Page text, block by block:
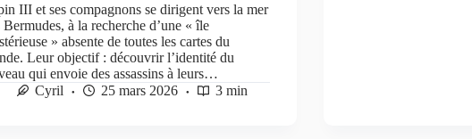
III et ses compagnons se dirigent vers la mer
Bermudes, à la recherche d’une « île
» absente de toutes les cartes du
Leur objectif : découvrir l’identité du
qui envoie des assassins à leurs…
Cyril
25 mars 2026 3 min